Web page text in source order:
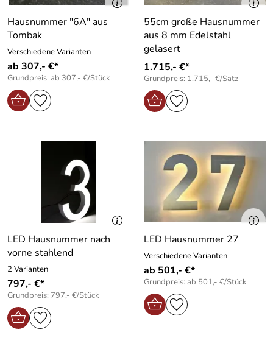
Hausnummer "6A" aus
Tombak
Verschiedene Varianten
ab 307,- €*
Grundpreis: ab 307,- €/Stück
55cm große Hausnummer
aus 8 mm Edelstahl
gelasert
1.715,- €*
Grundpreis: 1.715,- €/Satz
LED Hausnummer nach
vorne stahlend
2 Varianten
797,- €*
Grundpreis: 797,- €/Stück
LED Hausnummer 27
Verschiedene Varianten
ab 501,- €*
Grundpreis: ab 501,- €/Stück